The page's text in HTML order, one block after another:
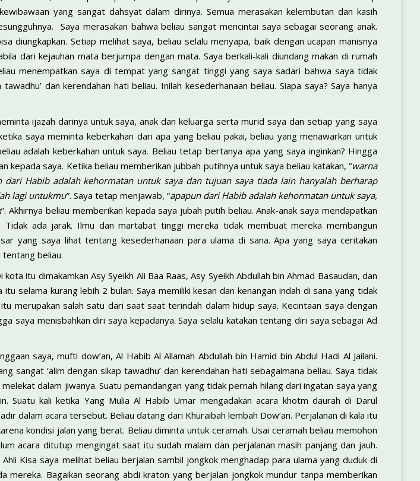
yang sangat dahsyat dalam dirinya. Semua merasakan kelembutan dan kasih
Saya merasakan bahwa beliau sangat mencintai saya sebagai seorang anak.
diungkapkan. Setiap melihat saya, beliau selalu menyapa, baik dengan ucapan manisnya
dari kejauhan mata berjumpa dengan mata. Saya berkali-kali diundang makan di rumah
menempatkan saya di tempat yang sangat tinggi yang saya sadari bahwa saya tidak
dan kerendahan hati beliau. Inilah kesederhanaan beliau. Siapa saya? Saya hanya
ijazah darinya untuk saya, anak dan keluarga serta murid saya dan setiap yang saya
saya meminta keberkahan dari apa yang beliau pakai, beliau yang menawarkan untuk
adalah keberkahan untuk saya. Beliau tetap bertanya apa yang saya inginkan? Hingga
kepada saya. Ketika beliau memberikan jubbah putihnya untuk saya beliau katakan, “warna
dari Habib adalah kehormatan untuk saya dan tujuan saya tiada lain hanyalah berharap
lagi untukmu”. Saya tetap menjawab, “apapun dari Habib adalah kehormatan untuk saya,
”. Akhirnya beliau memberikan kepada saya jubah putih beliau. Anak-anak saya mendapatkan
ada jarak. Ilmu dan martabat tinggi mereka tidak membuat mereka membangun
yang saya lihat tentang kesederhanaan para ulama di sana. Apa yang saya ceritakan
beliau.
itu dimakamkan Asy Syeikh Ali Baa Raas, Asy Syeikh Abdullah bin Ahmad Basaudan, dan
selama kurang lebih 2 bulan. Saya memiliki kesan dan kenangan indah di sana yang tidak
merupakan salah satu dari saat saat terindah dalam hidup saya. Kecintaan saya dengan
saya menisbahkan diri saya kepadanya. Saya selalu katakan tentang diri saya sebagai Ad
saya, mufti dow’an, Al Habib Al Allamah Abdullah bin Hamid bin Abdul Hadi Al Jailani.
sangat ‘alim dengan sikap tawadhu’ dan kerendahan hati sebagaimana beliau. Saya tidak
dalam jiwanya. Suatu pemandangan yang tidak pernah hilang dari ingatan saya yang
Suatu kali ketika Yang Mulia Al Habib Umar mengadakan acara khotm daurah di Darul
dalam acara tersebut. Beliau datang dari Khuraibah lembah Dow’an. Perjalanan di kala itu
kondisi jalan yang berat. Beliau diminta untuk ceramah. Usai ceramah beliau memohon
acara ditutup mengingat saat itu sudah malam dan perjalanan masih panjang dan jauh.
Kisa saya melihat beliau berjalan sambil jongkok menghadap para ulama yang duduk di
mereka. Bagaikan seorang abdi kraton yang berjalan jongkok mundur tanpa memberikan